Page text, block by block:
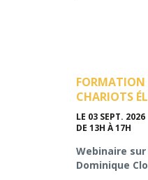
FORMATION
CHARIOTS
LE 03 SEPT. 2026
DE 13H À 17H
Webinaire
Dominique